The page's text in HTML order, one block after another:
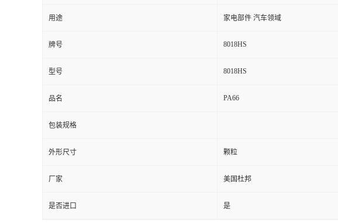
用途 家电部件 汽车领域
牌号 8018HS
型号 8018HS
品名 PA66
包装规格
外形尺寸 颗粒
厂家 美国杜邦
是否进口 是